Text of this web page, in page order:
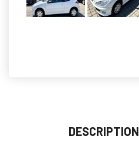
DESCRIPTION